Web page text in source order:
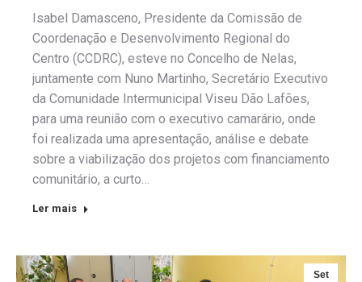
Isabel Damasceno, Presidente da Comissão de
Coordenação e Desenvolvimento Regional do
Centro (CCDRC), esteve no Concelho de Nelas,
juntamente com Nuno Martinho, Secretário Executivo
da Comunidade Intermunicipal Viseu Dão Lafões,
para uma reunião com o executivo camarário, onde
foi realizada uma apresentação, análise e debate
sobre a viabilização dos projetos com financiamento
comunitário, a curto…
Ler mais
Set